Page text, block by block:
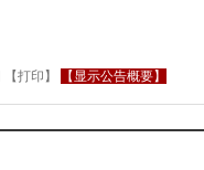
【打印 】 【显示公告概要】